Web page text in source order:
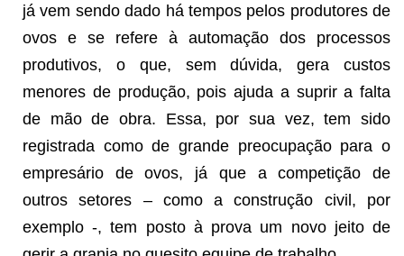
já vem sendo dado há tempos pelos produtores de
ovos e se refere à automação dos processos
produtivos, o que, sem dúvida, gera custos
menores de produção, pois ajuda a suprir a falta
de mão de obra. Essa, por sua vez, tem sido
registrada como de grande preocupação para o
empresário de ovos, já que a competição de
outros setores – como a construção civil, por
exemplo -, tem posto à prova um novo jeito de